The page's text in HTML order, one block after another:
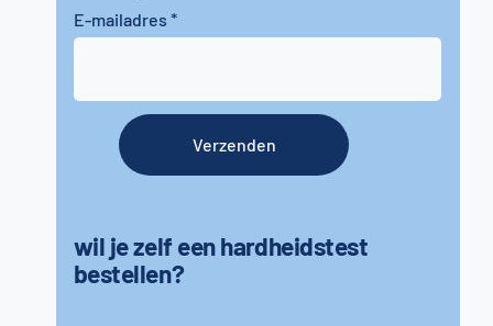
wil je zelf een hardheidstest
bestellen?
E-mailadres
Verzenden